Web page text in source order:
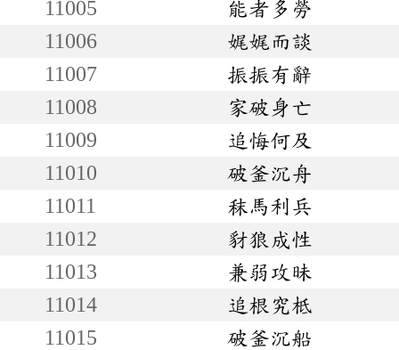
11005
能者多勞
11006
娓娓而談
11007
振振有辭
11008
家破身亡
11009
追悔何及
11010
破釜沉舟
11011
秣馬利兵
11012
豺狼成性
11013
兼弱攻昧
11014
追根究柢
11015
破釜沉船